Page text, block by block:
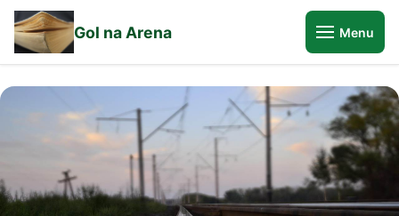
Gol na Arena Menu